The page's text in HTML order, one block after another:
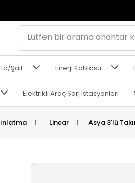
Şalt Enerji Kablosu
Elektrikli Araç Şarj İstasyonları
| Linear | Asya 3'lü